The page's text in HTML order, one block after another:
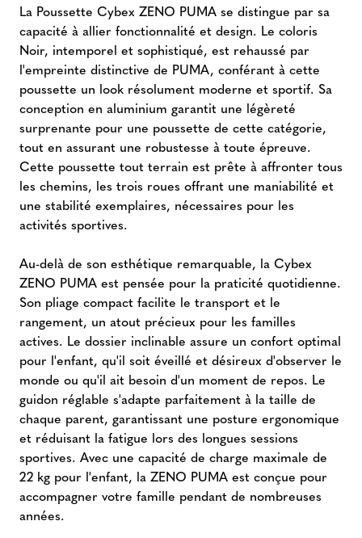
La Poussette Cybex ZENO PUMA se distingue par sa
capacité à allier fonctionnalité et design. Le coloris
Noir, intemporel et sophistiqué, est rehaussé par
l'empreinte distinctive de PUMA, conférant à cette
poussette un look résolument moderne et sportif. Sa
conception en aluminium garantit une légèreté
surprenante pour une poussette de cette catégorie,
tout en assurant une robustesse à toute épreuve.
Cette poussette tout terrain est prête à affronter tous
les chemins, les trois roues offrant une maniabilité et
une stabilité exemplaires, nécessaires pour les
activités sportives.
Au-delà de son esthétique remarquable, la Cybex
ZENO PUMA est pensée pour la praticité quotidienne.
Son pliage compact facilite le transport et le
rangement, un atout précieux pour les familles
actives. Le dossier inclinable assure un confort optimal
pour l'enfant, qu'il soit éveillé et désireux d'observer le
monde ou qu'il ait besoin d'un moment de repos. Le
guidon réglable s'adapte parfaitement à la taille de
chaque parent, garantissant une posture ergonomique
et réduisant la fatigue lors des longues sessions
sportives. Avec une capacité de charge maximale de
22 kg pour l'enfant, la ZENO PUMA est conçue pour
accompagner votre famille pendant de nombreuses
années.